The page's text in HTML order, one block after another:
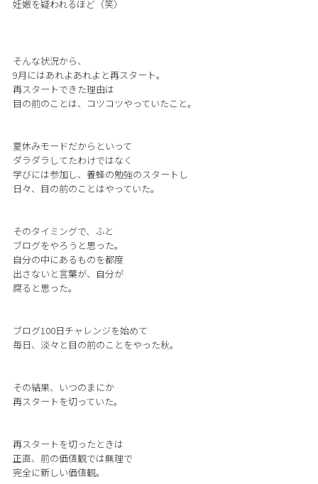
妊娠を疑われるほど（笑）
そんな状況から、
9月にはあれよあれよと再スタート。
再スタートできた理由は
目の前のことは、コツコツやっていたこと。
夏休みモードだからといって
ダラダラしてたわけではなく
学びには参加し、養蜂の勉強のスタートし
日々、目の前のことはやっていた。
そのタイミングで、ふと
ブログをやろうと思った。
自分の中にあるものを都度
出さないと言葉が、自分が
腐ると思った。
ブログ100日チャレンジを始めて
毎日、淡々と目の前のことをやった秋。
その結果、いつのまにか
再スタートを切っていた。
再スタートを切ったときは
正直、前の価値観では無理で
完全に新しい価値観。